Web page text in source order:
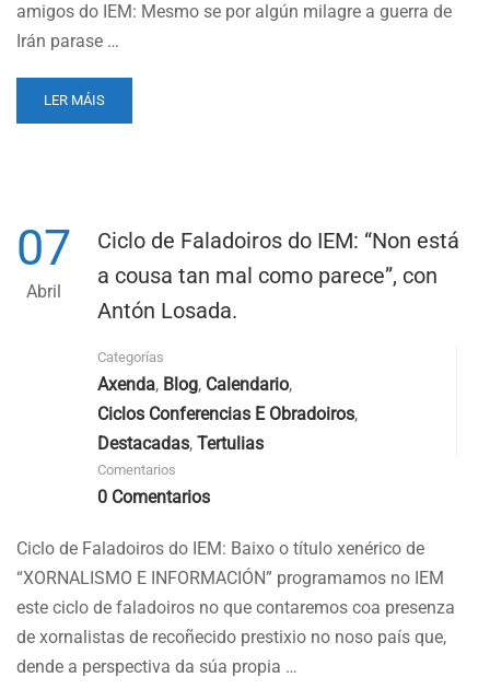
amigos do IEM: Mesmo se por algún milagre a guerra de
Irán parase …
READ
MORE
TOUR
NO
(MARTES
LER MÁIS
07
Abril
Ciclo de Faladoiros do IEM: “Non está
a cousa tan mal como parece”, con
Antón Losada.
Categorías
Axenda, Blog, Calendario,
Ciclos Conferencias E Obradoiros,
Destacadas, Tertulias
Comentarios
0 Comentarios
Ciclo de Faladoiros do IEM: Baixo o título xenérico de
“XORNALISMO E INFORMACIÓN” programamos no IEM
este ciclo de faladoiros no que contaremos coa presenza
de xornalistas de recoñecido prestixio no noso país que,
dende a perspectiva da súa propia …